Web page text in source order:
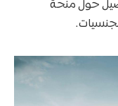
حول منحة